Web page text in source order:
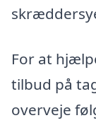
For at
tilbud på
overveje